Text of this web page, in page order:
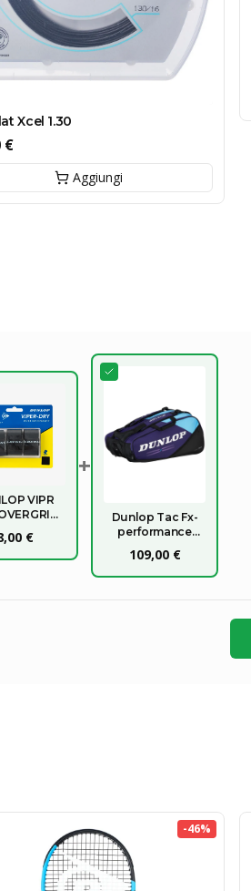
Xcel 1.30
€
Aggiungi
VIPR
€
+
Dunlop Tac Fx-
performance
109,00 €
-46%